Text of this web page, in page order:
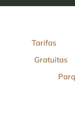
Tarifas
Gratuitas